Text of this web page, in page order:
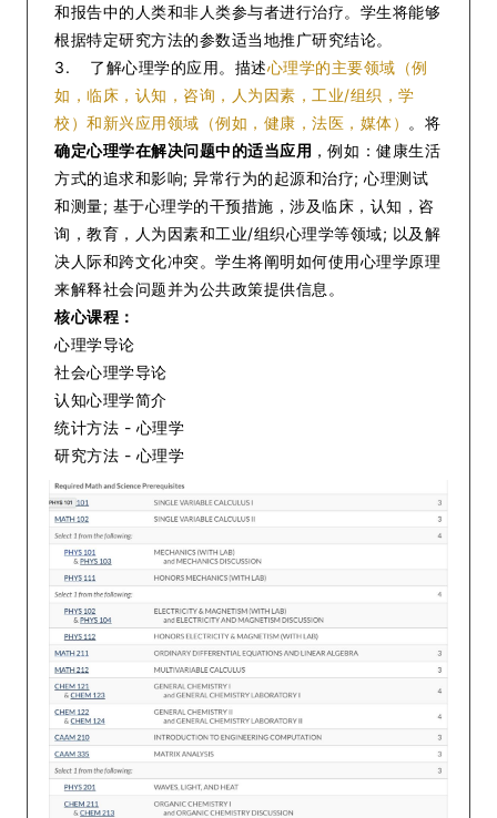
和报告中的人类和非人类参与者进行治疗。学生将能够
根据特定研究方法的参数适当地推广研究结论。
3. 了解心理学的应用。描述心理学的主要领域（例
如，临床，认知，咨询，人为因素，工业/组织，学
校）和新兴应用领域（例如，健康，法医，媒体）
。将
确定心理学在解决问题中的适当应用 ，例如：健康生活
方式的追求和影响; 异常行为的起源和治疗; 心理测试
和测量; 基于心理学的干预措施，涉及临床，认知，咨
询，教育，人为因素和工业/组织心理学等领域; 以及解
决人际和跨文化冲突。学生将阐明如何使用心理学原理
来解释社会问题并为公共政策提供信息。
核心课程：
心理学导论
社会心理学导论
认知心理学简介
统计方法 - 心理学
研究方法 - 心理学